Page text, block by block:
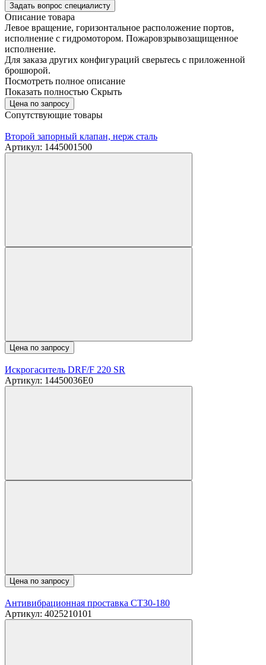
Задать вопрос специалисту
Описание товара
Левое вращение, горизонтальное расположение портов,
исполнение с гидромотором. Пожаровзрывозащищенное
исполнение.
Для заказа других конфигураций сверьтесь с приложенной
брошюрой.
Посмотреть полное описание
Показать полностью Скрыть
Цена по запросу
Сопутствующие товары
Второй запорный клапан, нерж сталь
Артикул: 1445001500
Цена по запросу
Искрогаситель DRF/F 220 SR
Артикул: 14450036E0
Цена по запросу
Антивибрационная проставка CT30-180
Артикул: 4025210101